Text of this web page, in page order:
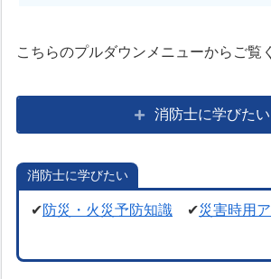
こちらのプルダウンメニューからご覧
消防士に学びたい
消防士に学びたい
✔防災・火災予防知識 ✔災害時用